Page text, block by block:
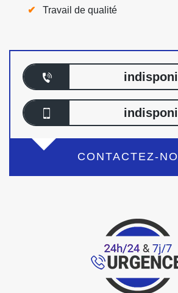
Travail de qualité
CONTACTEZ-